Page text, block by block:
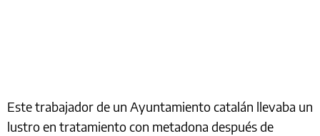
Este trabajador de un Ayuntamiento catalán llevaba un
lustro en tratamiento con metadona después de